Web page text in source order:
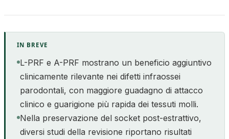
IN BREVE
L-PRF e A-PRF mostrano un beneficio aggiuntivo
clinicamente rilevante nei difetti infraossei
parodontali, con maggiore guadagno di attacco
clinico e guarigione più rapida dei tessuti molli.
Nella preservazione del socket post-estrattivo,
diversi studi della revisione riportano risultati